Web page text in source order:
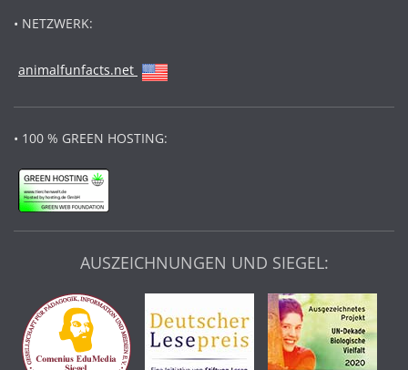
• NETZWERK:
animalfunfacts.net
• 100 % GREEN HOSTING:
AUSZEICHNUNGEN UND SIEGEL: